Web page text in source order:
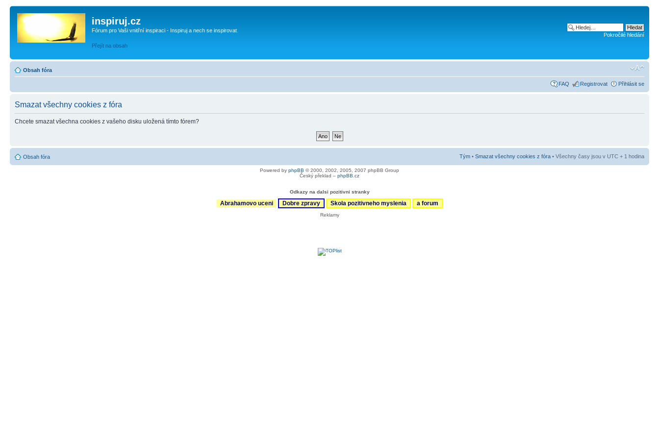
inspiruj.cz
Fórum pro Vaši vnitřní inspiraci - Inspiruj a nech se inspirovat.
Přejít na obsah
Pokročilé hledání
Obsah fóra
FAQ Registrovat Přihlásit se
Smazat všechny cookies z fóra
Chcete smazat všechna cookies z vašeho disku uložená tímto fórem?
Obsah fóra Tým • Smazat všechny cookies z fóra • Všechny časy jsou v UTC + 1 hodina
Powered by phpBB © 2000, 2002, 2005, 2007 phpBB Group
Český překlad – phpBB.cz
Odkazy na dalsi pozitivni stranky
Abrahamovo uceni Dobre zpravy Skola pozitivneho myslenia a forum
Reklamy